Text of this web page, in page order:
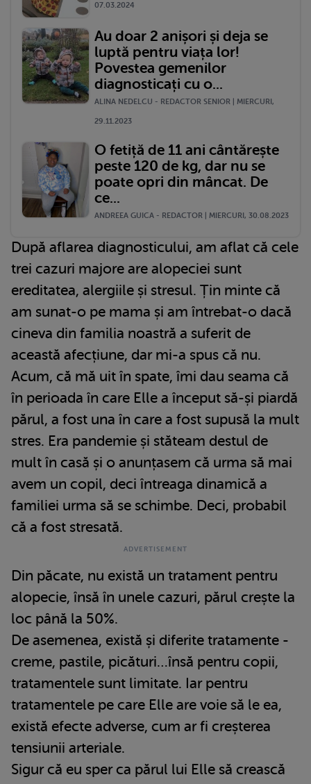
07.03.2024
Au doar 2 anișori și deja se
luptă pentru viața lor!
Povestea gemenilor
diagnosticați cu o...
ALINA NEDELCU - REDACTOR SENIOR | MIERCURI,
29.11.2023
O fetiță de 11 ani cântărește
peste 120 de kg, dar nu se
poate opri din mâncat. De
ce...
ANDREEA GUICA - REDACTOR | MIERCURI, 30.08.2023
După aflarea diagnosticului, am aflat că cele
trei cazuri majore are alopeciei sunt
ereditatea, alergiile și stresul. Țin minte că
am sunat-o pe mama și am întrebat-o dacă
cineva din familia noastră a suferit de
această afecțiune, dar mi-a spus că nu.
Acum, că mă uit în spate, îmi dau seama că
în perioada în care Elle a început să-și piardă
părul, a fost una în care a fost supusă la mult
stres. Era pandemie și stăteam destul de
mult în casă și o anunțasem că urma să mai
avem un copil, deci întreaga dinamică a
familiei urma să se schimbe. Deci, probabil
că a fost stresată.
Din păcate, nu există un tratament pentru
alopecie, însă în unele cazuri, părul crește la
loc până la 50%.
De asemenea, există și diferite tratamente -
creme, pastile, picături…însă pentru copii,
tratamentele sunt limitate. Iar pentru
tratamentele pe care Elle are voie să le ea,
există efecte adverse, cum ar fi creșterea
tensiunii arteriale.
Sigur că eu sper ca părul lui Elle să crească